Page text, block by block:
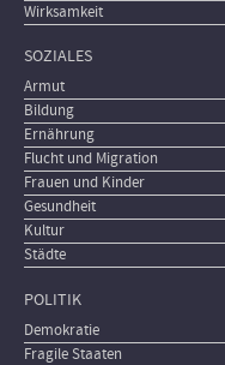
Wirksamkeit
SOZIALES
Armut
Bildung
Ernährung
Flucht und Migration
Frauen und Kinder
Gesundheit
Kultur
Städte
POLITIK
Demokratie
Fragile Staaten